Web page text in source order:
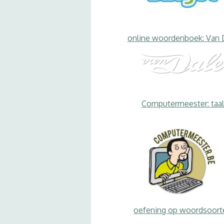
online woordenboek: Van
Computermeester: taal
oefening op